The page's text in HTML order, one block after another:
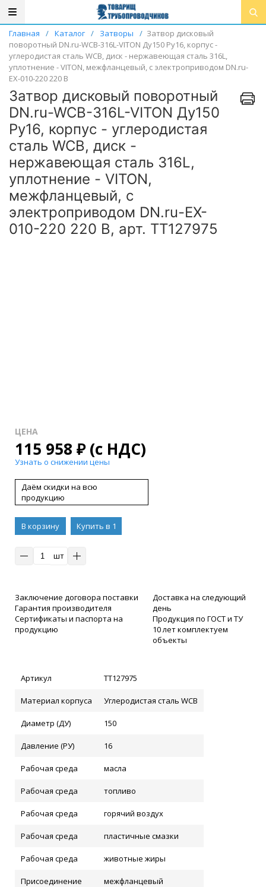
Главная / Каталог / Затворы / Затвор дисковый
поворотный DN.ru-WCB-316L-VITON Ду150 Ру16, корпус -
углеродистая сталь WCB, диск - нержавеющая сталь 316L,
уплотнение - VITON, межфланцевый, с электроприводом DN.ru-
EX-010-220 220 В
Затвор дисковый поворотный
DN.ru-WCB-316L-VITON Ду150
Ру16, корпус - углеродистая
сталь WCB, диск -
нержавеющая сталь 316L,
уплотнение - VITON,
межфланцевый, с
электроприводом DN.ru-EX-
010-220 220 В, арт. ТТ127975
ЦЕНА
115 958 ₽(с НДС)
Узнать о снижении цены
Даём скидки на всю
продукцию
В корзину
Купить в 1
шт
Заключение договора поставки
Гарантия производителя
Сертификаты и паспорта на
продукцию
Доставка на следующий
день
Продукция по ГОСТ и ТУ
10 лет комплектуем
объекты
Артикул ТТ127975
Материал корпуса Углеродистая сталь WCB
Диаметр (ДУ) 150
Давление (РУ) 16
Рабочая среда масла
Рабочая среда топливо
Рабочая среда горячий воздух
Рабочая среда пластичные смазки
Рабочая среда животные жиры
Присоединение межфланцевый